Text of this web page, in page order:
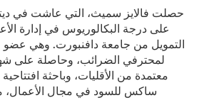
حصلت فالايز سميث، التي عاشت في
على درجة البكالوريوس في إدارة
التمويل من جامعة دافنبورت. وهي عضو
لمحترفي الضرائب، وحاصلة على
معتمدة من الأقليات، وباحثة
ساكس للسود في مجال الأعمال،